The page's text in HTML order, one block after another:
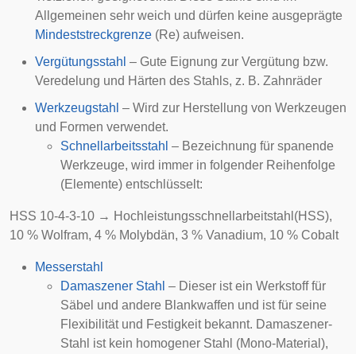
Allgemeinen sehr weich und dürfen keine ausgeprägte
Mindeststreckgrenze (Re) aufweisen.
Vergütungsstahl – Gute Eignung zur Vergütung bzw.
Veredelung und Härten des Stahls, z. B. Zahnräder
Werkzeugstahl – Wird zur Herstellung von Werkzeugen
und Formen verwendet.
Schnellarbeitsstahl – Bezeichnung für spanende
Werkzeuge, wird immer in folgender Reihenfolge
(Elemente) entschlüsselt:
HSS 10-4-3-10 → Hochleistungsschnellarbeitstahl(HSS),
10 % Wolfram, 4 % Molybdän, 3 % Vanadium, 10 % Cobalt
Messerstahl
Damaszener Stahl – Dieser ist ein Werkstoff für
Säbel und andere Blankwaffen und ist für seine
Flexibilität und Festigkeit bekannt. Damaszener-
Stahl ist kein homogener Stahl (Mono-Material),